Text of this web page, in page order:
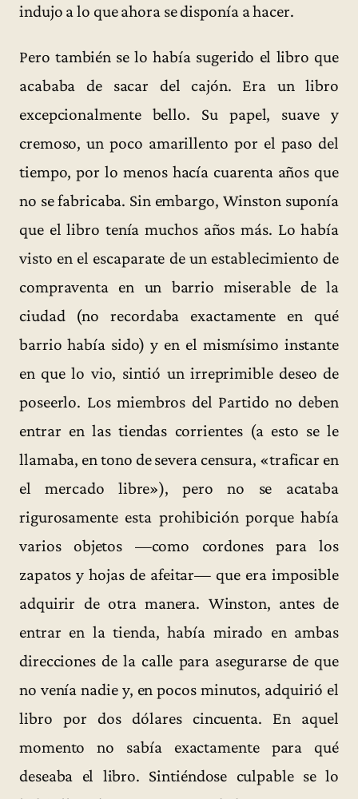
indujo a lo que ahora se disponía a hacer.
Pero también se lo había sugerido el libro que
acababa de sacar del cajón. Era un libro
excepcionalmente bello. Su papel, suave y
cremoso, un poco amarillento por el paso del
tiempo, por lo menos hacía cuarenta años que
no se fabricaba. Sin embargo, Winston suponía
que el libro tenía muchos años más. Lo había
visto en el escaparate de un establecimiento de
compraventa en un barrio miserable de la
ciudad (no recordaba exactamente en qué
barrio había sido) y en el mismísimo instante
en que lo vio, sintió un irreprimible deseo de
poseerlo. Los miembros del Partido no deben
entrar en las tiendas corrientes (a esto se le
llamaba, en tono de severa censura, «traficar en
el mercado libre»), pero no se acataba
rigurosamente esta prohibición porque había
varios objetos —como cordones para los
zapatos y hojas de afeitar— que era imposible
adquirir de otra manera. Winston, antes de
entrar en la tienda, había mirado en ambas
direcciones de la calle para asegurarse de que
no venía nadie y, en pocos minutos, adquirió el
libro por dos dólares cincuenta. En aquel
momento no sabía exactamente para qué
deseaba el libro. Sintiéndose culpable se lo